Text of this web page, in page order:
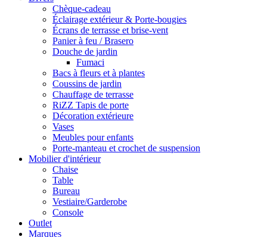
Chèque-cadeau
Éclairage extérieur & Porte-bougies
Écrans de terrasse et brise-vent
Panier à feu / Brasero
Douche de jardin
Fumaci
Bacs à fleurs et à plantes
Coussins de jardin
Chauffage de terrasse
RiZZ Tapis de porte
Décoration extérieure
Vases
Meubles pour enfants
Porte-manteau et crochet de suspension
Mobilier d'intérieur
Chaise
Table
Bureau
Vestiaire/Garderobe
Console
Outlet
Marques